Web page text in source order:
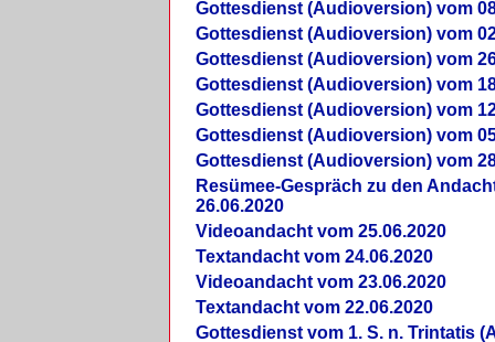
Gottesdienst (Audioversion) vom
Gottesdienst (Audioversion) vom
Gottesdienst (Audioversion) vom
Gottesdienst (Audioversion) vom
Gottesdienst (Audioversion) vom
Gottesdienst (Audioversion) vom
Gottesdienst (Audioversion) vom
Re­sü­mee-Gespräch zu den
26.06.2020
Videoandacht vom 25.06.2020
Textandacht vom 24.06.2020
Videoandacht vom 23.06.2020
Textandacht vom 22.06.2020
Gottesdienst vom 1. S. n. Trintatis